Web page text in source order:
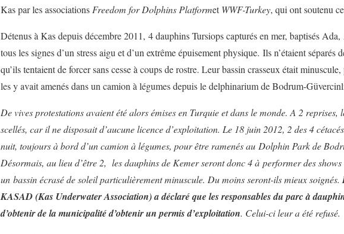
Kas par les associations Freedom for Dolphins PlatformetWWF-Turkey, qui ont soutenu
Détenus à Kas depuis décembre 2011, 4 dauphins Tursiops capturés en mer, baptisés
tous les signes d’un stress aigu et d’un extrême épuisement physique. Ils n’étaient
qu’ils tentaient de forcer sans cesse à coups de rostre. Leur bassin crasseux était
les y avait amenés dans un camion à légumes depuis le delphinarium de Bodrum-
De vives protestations avaient été alors émises en Turquie et dans le monde. A 2 reprises,
scellés, car il ne disposait d’aucune licence d’exploitation. Le 18 juin 2012, 2 des 4
nuit, toujours à bord d’un camion à légumes, pour être ramenés au Dolphin Park de
Désormais, au lieu d’être 2, les dauphins de Kemer seront donc 4 à performer des
un bassin écrasé de soleil particulièrement minuscule. Du moins seront-ils mieux soignés.
KASAD (Kas Underwater Association) a déclaré que les responsables du parc à
d’obtenir de la municipalité d’obtenir un permis d’exploitation. Celui-ci leur a été refusé.